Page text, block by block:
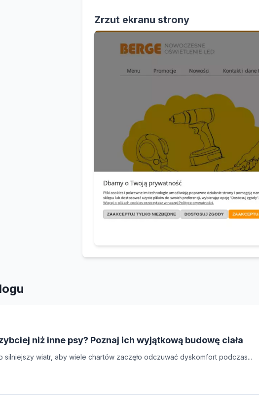
Zrzut ekranu strony
niż inne psy? Poznaj ich wyjątkową budowę ciała
silniejszy wiatr, aby wiele chartów zaczęło odczuwać dyskomfort podczas...